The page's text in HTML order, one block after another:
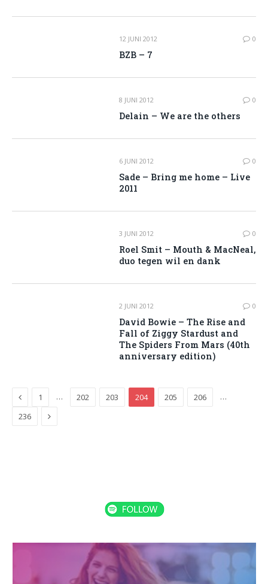
12 JUNI 2012 0
BZB – 7
8 JUNI 2012 0
Delain – We are the others
6 JUNI 2012 0
Sade – Bring me home – Live
2011
3 JUNI 2012 0
Roel Smit – Mouth & MacNeal,
duo tegen wil en dank
2 JUNI 2012 0
David Bowie – The Rise and
Fall of Ziggy Stardust and
The Spiders From Mars (40th
anniversary edition)
Previous
1 … 202 203 204 205 206
…
236
Next